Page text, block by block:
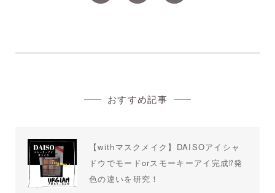
おすすめ記事
【withマスクメイク】DAISOアイシャ
ドウでモードorスモーキーアイ完成⁉︎発
色の違いを研究！